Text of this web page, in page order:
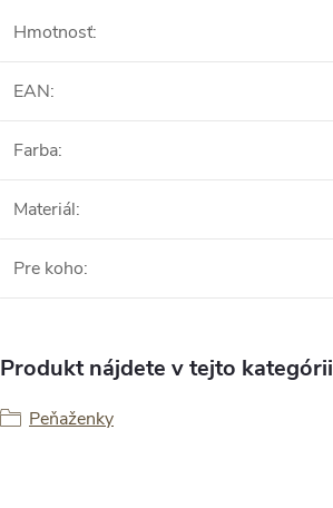
Hmotnosť:
EAN:
Farba:
Materiál:
Pre koho:
Produkt nájdete v tejto kategórii
Peňaženky